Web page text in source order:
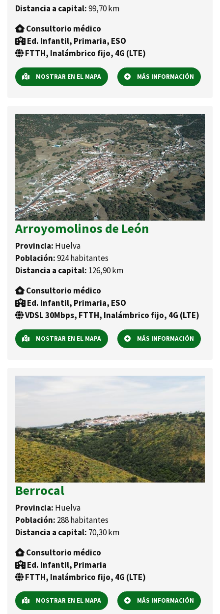
Distancia a capital:99,70 km
Consultorio médico
Ed. Infantil, Primaria, ESO
FTTH, Inalámbrico fijo, 4G (LTE)
MOSTRAR EN EL MAPA MÁS INFORMACIÓN
Arroyomolinos de León
Provincia: Huelva
Población:924 habitantes
Distancia a capital: 126,90 km
Consultorio médico
Ed. Infantil, Primaria, ESO
VDSL 30Mbps, FTTH, Inalámbrico fijo, 4G (LTE)
MOSTRAR EN EL MAPA MÁS INFORMACIÓN
Berrocal
Provincia: Huelva
Población: 288 habitantes
Distancia a capital: 70,30 km
Consultorio médico
Ed. Infantil, Primaria
FTTH, Inalámbrico fijo, 4G (LTE)
MOSTRAR EN EL MAPA MÁS INFORMACIÓN